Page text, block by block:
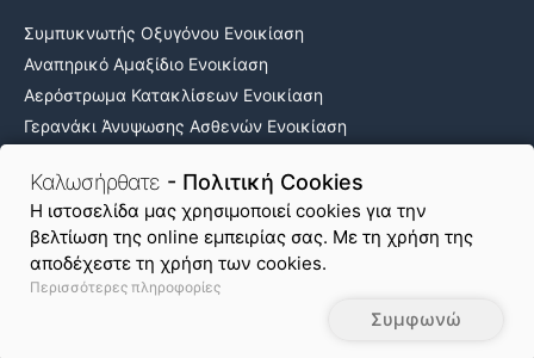
Καλωσήρθατε - Πολιτική Cookies
H ιστοσελίδα μας χρησιμοποιεί cookies για την
βελτίωση της online εμπειρίας σας. Με τη χρήση της
αποδέχεστε τη χρήση των cookies.
Περισσότερες πληροφορίες
Συμφωνώ
Συμπυκνωτής Οξυγόνου Ενοικίαση
Αναπηρικό Αμαξίδιο Ενοικίαση
Αερόστρωμα Κατακλίσεων Ενοικίαση
Γερανάκι Άνυψωσης Ασθενών Ενοικίαση
Όροι Χρήσης & Απόρρητο
Πολιτική Cookies
Χάρτης Ιστοτόπου